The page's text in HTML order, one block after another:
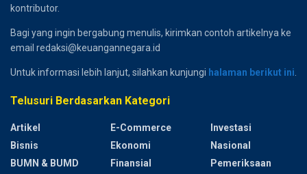
kontributor.
Bagi yang ingin bergabung menulis, kirimkan contoh artikelnya ke
email redaksi@keuangannegara.id
Untuk informasi lebih lanjut, silahkan kunjungi halaman berikut ini.
Telusuri Berdasarkan Kategori
Artikel
Bisnis
BUMN & BUMD
E-Commerce
Ekonomi
Finansial
Investasi
Nasional
Pemeriksaan